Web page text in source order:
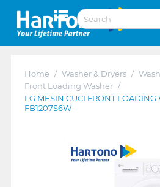
Home / Washer & Dryers /
Front Loading Washer /
LG MESIN CUCI FRONT LOADING
FB1207S6W